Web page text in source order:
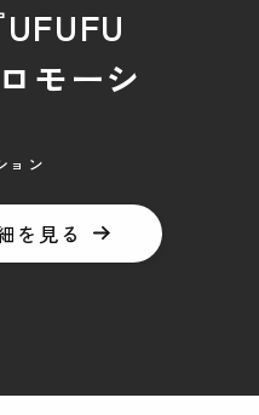
モーシ
ョン
を見る